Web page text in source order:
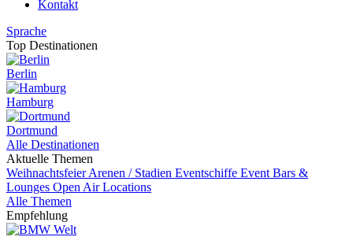
Kontakt
Sprache
Top Destinationen
Berlin
Hamburg
Dortmund
Alle Destinationen
Aktuelle Themen
WeihnachtsfeierArenen / Stadien Eventschiffe Event Bars &
Lounges Open Air Locations
Alle Themen
Empfehlung